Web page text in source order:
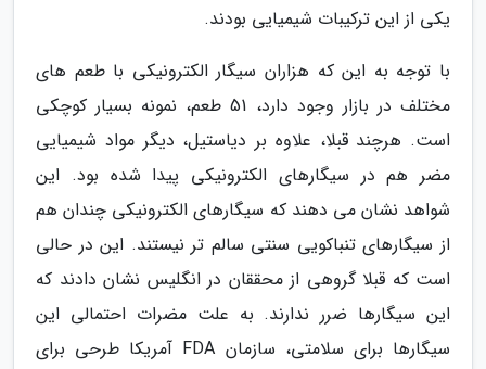
یکی از این ترکیبات شیمیایی بودند.
با توجه به این که هزاران سیگار الکترونیکی با طعم های
مختلف در بازار وجود دارد، 51 طعم، نمونه بسیار کوچکی
است. هرچند قبلا، علاوه بر دیاستیل، دیگر مواد شیمیایی
مضر هم در سیگارهای الکترونیکی پیدا شده بود. این
شواهد نشان می دهند که سیگارهای الکترونیکی چندان هم
از سیگارهای تنباکویی سنتی سالم تر نیستند. این در حالی
است که قبلا گروهی از محققان در انگلیس نشان دادند که
این سیگارها ضرر ندارند. به علت مضرات احتمالی این
سیگارها برای سلامتی، سازمان FDA آمریکا طرحی برای